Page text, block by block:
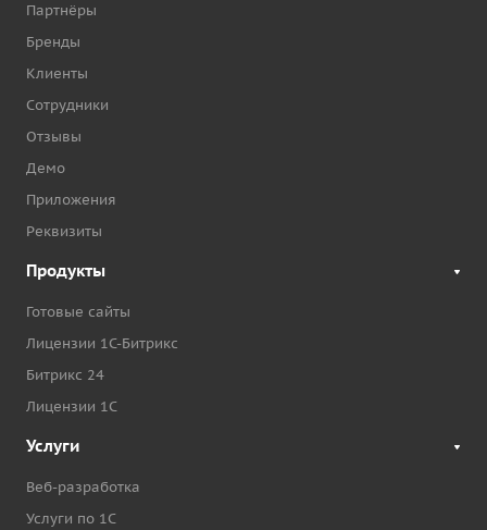
Партнёры
Бренды
Клиенты
Сотрудники
Отзывы
Демо
Приложения
Реквизиты
Продукты
Готовые сайты
Лицензии 1С-Битрикс
Битрикс 24
Лицензии 1С
Услуги
Веб-разработка
Услуги по 1С